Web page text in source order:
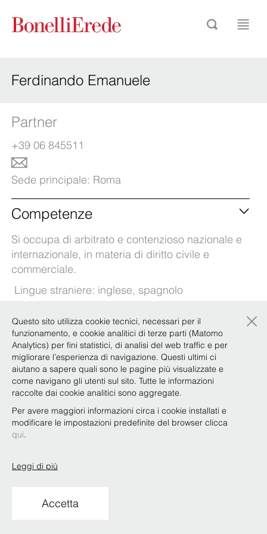
Ferdinando Emanuele
Partner
+39 06 845511
Sede principale: Roma
Competenze
Si occupa di arbitrato e contenzioso nazionale e
internazionale, in materia di diritto civile e
commerciale.
Lingue straniere: inglese, spagnolo
Esperienze
Riconoscimenti
Qualifiche e attività accademica
Condizioni d'uso
Questo sito utilizza cookie tecnici, necessari per il
funzionamento, e cookie analitici di terze parti (Matomo
Analytics) per fini statistici, di analisi del web traffic e per
migliorare l’esperienza di navigazione. Questi ultimi ci
aiutano a sapere quali sono le pagine più visualizzate e
come navigano gli utenti sul sito. Tutte le informazioni
raccolte dai cookie analitici sono aggregate.
Per avere maggiori informazioni circa i cookie installati e
modificare le impostazioni predefinite del browser clicca
qui.
Leggi di più
Accetta
×